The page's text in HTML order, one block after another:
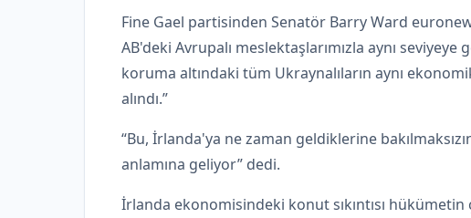
Fine Gael partisinden Senatör Barry Ward
AB'deki Avrupalı ​​meslektaşlarımızla aynı
koruma altındaki tüm Ukraynalıların aynı
alındı.”
“Bu, İrlanda'ya ne zaman geldiklerine
anlamına geliyor” dedi.
İrlanda ekonomisindeki konut sıkıntısı